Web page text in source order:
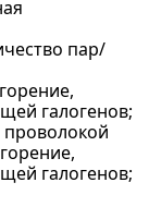
пар/
галогенов;
галогенов;